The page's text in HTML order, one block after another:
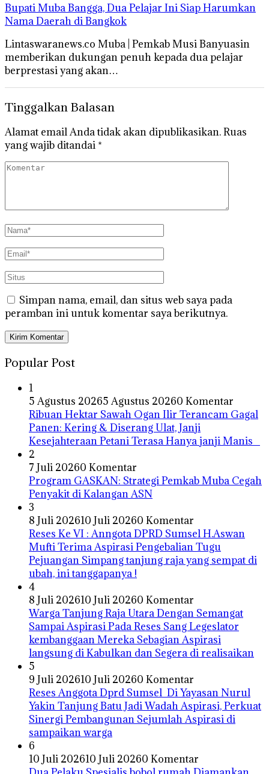
Bupati Muba Bangga, Dua Pelajar Ini Siap Harumkan
Nama Daerah di Bangkok
Lintaswaranews.co Muba | Pemkab Musi Banyuasin
memberikan dukungan penuh kepada dua pelajar
berprestasi yang akan…
Tinggalkan Balasan
Alamat email Anda tidak akan dipublikasikan.Ruas
yang wajib ditandai *
Simpan nama, email, dan situs web saya pada
peramban ini untuk komentar saya berikutnya.
Popular Post
1
5 Agustus 20265 Agustus 20260 Komentar
Ribuan Hektar Sawah Ogan Ilir Terancam Gagal
Panen: Kering & Diserang Ulat, Janji
Kesejahteraan Petani Terasa Hanya janji Manis
2
7 Juli 20260 Komentar
Program GASKAN: Strategi Pemkab Muba Cegah
Penyakit di Kalangan ASN
3
8 Juli 202610 Juli 20260 Komentar
Reses Ke VI : Anngota DPRD Sumsel H.Aswan
Mufti Terima Aspirasi Pengebalian Tugu
Pejuangan Simpang tanjung raja yang sempat di
ubah, ini tanggapanya !
4
8 Juli 202610 Juli 20260 Komentar
Warga Tanjung Raja Utara Dengan Semangat
Sampai Aspirasi Pada Reses Sang Legeslator
kembanggaan Mereka Sebagian Aspirasi
langsung di Kabulkan dan Segera di realisaikan
5
9 Juli 202610 Juli 20260 Komentar
Reses Anggota Dprd Sumsel Di Yayasan Nurul
Yakin Tanjung Batu Jadi Wadah Aspirasi, Perkuat
Sinergi Pembangunan Sejumlah Aspirasi di
sampaikan warga
6
10 Juli 202610 Juli 20260 Komentar